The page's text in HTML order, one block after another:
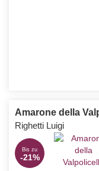
Amarone della
Righetti Luigi
Kräftige Aromen
Intensives Bouquet,
Bis zu
-21%